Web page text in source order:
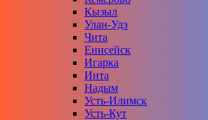
Кызыл
Улан-Удэ
Чита
Енисейск
Игарка
Инта
Надым
Усть-Илимск
Усть-Кут